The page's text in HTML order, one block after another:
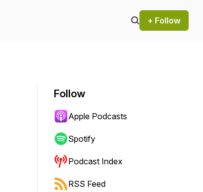
+ Follow
Follow
Apple Podcasts
Spotify
Podcast Index
RSS Feed